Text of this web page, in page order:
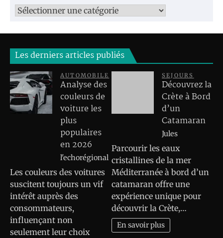
Catégories
Les derniers articles publiés
AUTOMOBILE
Analyse des
couleurs de
voiture les
plus
populaires
en 2026
l'echorégional
Les couleurs des voitures
suscitent toujours un vif
intérêt auprès des
consommateurs,
influençant non
seulement leur choix
SEJOURS
Découvrez la
Crète à Bord
d’un
Catamaran
Jules
Parcourir les eaux
cristallines de la mer
Méditerranée à bord d’un
catamaran offre une
expérience unique pour
découvrir la Crète,…
En savoir plus